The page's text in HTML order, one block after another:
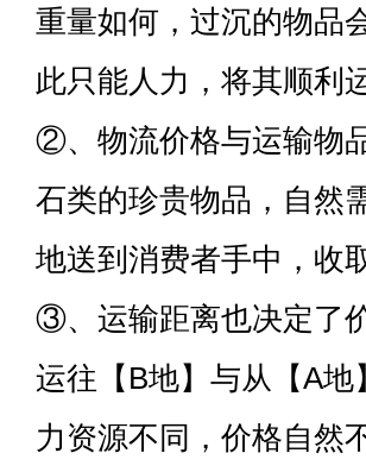
重量如何，过沉的物品
此只能人力，将其顺利
②、物流价格与运输物
石类的珍贵物品，自然
地送到消费者手中，收
③、运输距离也决定了
运往【B地】与从【A
力资源不同，价格自然